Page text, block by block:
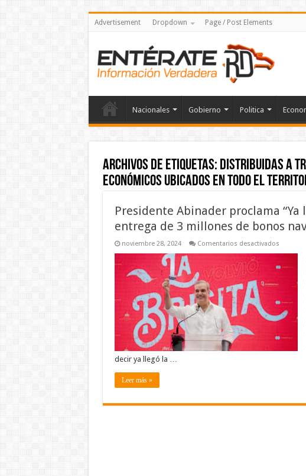
Advertisement Dropdown Page / Post Elements
Nacionales Gobierno Politica
Archivos de etiquetas: distribuidas a
Económicos ubicados en todo el
Presidente Abinader proclama
entrega de 3 millones de bonos
noviembre 28, 2024 Comentarios desactivadosen
proclama
al
iniciar
hoy
entrega
de
3
decir ya llegó la …
Leer más »